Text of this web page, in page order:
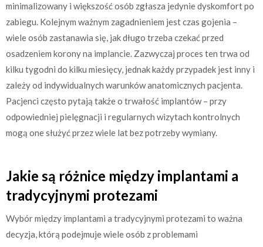
minimalizowany i większość osób zgłasza jedynie dyskomfort po
zabiegu. Kolejnym ważnym zagadnieniem jest czas gojenia –
wiele osób zastanawia się, jak długo trzeba czekać przed
osadzeniem korony na implancie. Zazwyczaj proces ten trwa od
kilku tygodni do kilku miesięcy, jednak każdy przypadek jest inny i
zależy od indywidualnych warunków anatomicznych pacjenta.
Pacjenci często pytają także o trwałość implantów – przy
odpowiedniej pielęgnacji i regularnych wizytach kontrolnych
mogą one służyć przez wiele lat bez potrzeby wymiany.
Jakie są różnice między implantami a
tradycyjnymi protezami
Wybór między implantami a tradycyjnymi protezami to ważna
decyzja, którą podejmuje wiele osób z problemami